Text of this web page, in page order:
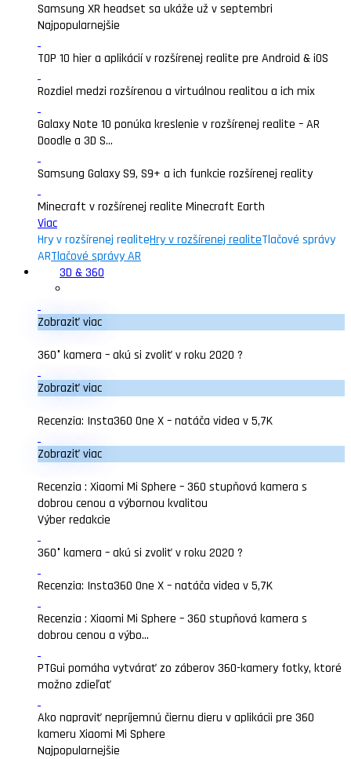
Samsung XR headset sa ukáže už v septembri
Najpopularnejšie
TOP 10 hier a aplikácií v rozšírenej realite pre Android & iOS
Rozdiel medzi rozšírenou a virtuálnou realitou a ich mix
Galaxy Note 10 ponúka kreslenie v rozšírenej realite – AR
Doodle a 3D S...
Samsung Galaxy S9, S9+ a ich funkcie rozšírenej reality
Minecraft v rozšírenej realite Minecraft Earth
Viac
Hry v rozšírenej realiteHry v rozšírenej realiteTlačové správy
ARTlačové správy AR
3D & 360
Zobraziť viac
360° kamera – akú si zvoliť v roku 2020 ?
Zobraziť viac
Recenzia: Insta360 One X – natáča videa v 5,7K
Zobraziť viac
Recenzia : Xiaomi Mi Sphere – 360 stupňová kamera s
dobrou cenou a výbornou kvalitou
Výber redakcie
360° kamera – akú si zvoliť v roku 2020 ?
Recenzia: Insta360 One X – natáča videa v 5,7K
Recenzia : Xiaomi Mi Sphere – 360 stupňová kamera s
dobrou cenou a výbo...
PTGui pomáha vytvárať zo záberov 360-kamery fotky, ktoré
možno zdieľať
Ako napraviť nepríjemnú čiernu dieru v aplikácii pre 360
kameru Xiaomi Mi Sphere
Najpopularnejšie